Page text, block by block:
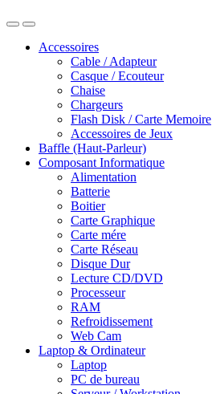
Accessoires
Cable / Adapteur
Casque / Ecouteur
Chaise
Chargeurs
Flash Disk / Carte Memoire
Accessoires de Jeux
Baffle (Haut-Parleur)
Composant Informatique
Alimentation
Batterie
Boitier
Carte Graphique
Carte mére
Carte Réseau
Disque Dur
Lecture CD/DVD
Processeur
RAM
Refroidissement
Web Cam
Laptop & Ordinateur
Laptop
PC de bureau